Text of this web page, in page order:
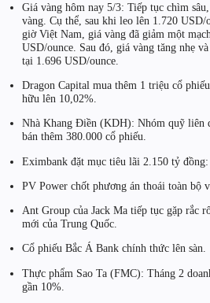
Giá vàng hôm nay 5/3: Tiếp tục chìm
vàng. Cụ thể, sau khi leo lên 1.720
giờ Việt Nam, giá vàng đã giảm một
USD/ounce. Sau đó, giá vàng tăng nhẹ
tại 1.696 USD/ounce.
Dragon Capital mua thêm 1 triệu cổ
hữu lên 10,02%.
Nhà Khang Điền (KDH): Nhóm quỹ liên
bán thêm 380.000 cổ phiếu.
Eximbank đặt mục tiêu lãi 2.150 tỷ đồng:
PV Power chốt phương án thoái toàn bộ
Ant Group của Jack Ma tiếp tục gặp rắc
mới của Trung Quốc.
Cổ phiếu Bắc Á Bank chính thức lên sàn.
Thực phẩm Sao Ta (FMC): Tháng 2
gần 10%.